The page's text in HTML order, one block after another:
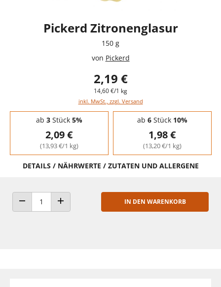
Pickerd Zitronenglasur
150 g
von Pickerd
2,19 €
14,60 €/1 kg
inkl. MwSt., zzgl. Versand
Staffelpreise - Mengenrabatt
ab 3Stück 5%
2,09 €
(13,93 €/1 kg)
ab 6Stück 10%
1,98 €
(13,20 €/1 kg)
DETAILS / NÄHRWERTE / ZUTATEN UND ALLERGENE
ANZAHL VERRINGERNANZAHL ERHÖHEN
IN DEN WARENKORB